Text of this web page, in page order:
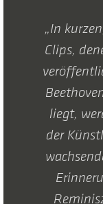
„In
Clips,
liegt,
der